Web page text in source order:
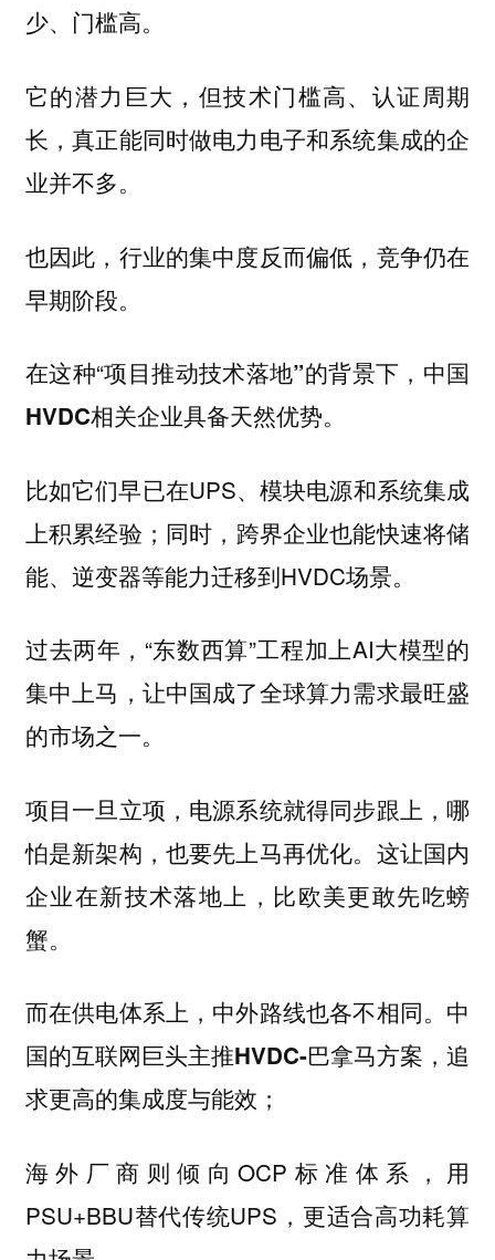
少、门槛高。
它的潜力巨大，但技术门槛高、认证周期
长，真正能同时做电力电子和系统集成的企
业并不多。
也因此，行业的集中度反而偏低，竞争仍在
早期阶段。
在这种“项目推动技术落地”的背景下， 中国
HVDC相关企业具备天然优势。
比如它们早已在UPS、模块电源和系统集成
上积累经验；同时，跨界企业也能快速将储
能、逆变器等能力迁移到HVDC场景。
过去两年，“东数西算”工程加上AI大模型的
集中上马，让中国成了全球算力需求最旺盛
的市场之一。
项目一旦立项，电源系统就得同步跟上，哪
怕是新架构，也要先上马再优化。这让国内
企业在新技术落地上，比欧美更敢先吃螃
蟹。
而在供电体系上，中外路线也各不相同。 中
国的互联网巨头主推HVDC-巴拿马方案，追
求更高的集成度与能效；
海外厂商则倾向OCP标准体系，用
PSU+BBU替代传统UPS，更适合高功耗算